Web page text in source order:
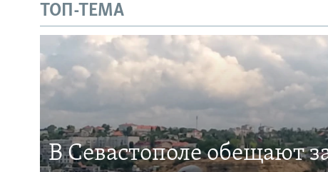
ТОП-ТЕМА
В Севастополе обещают